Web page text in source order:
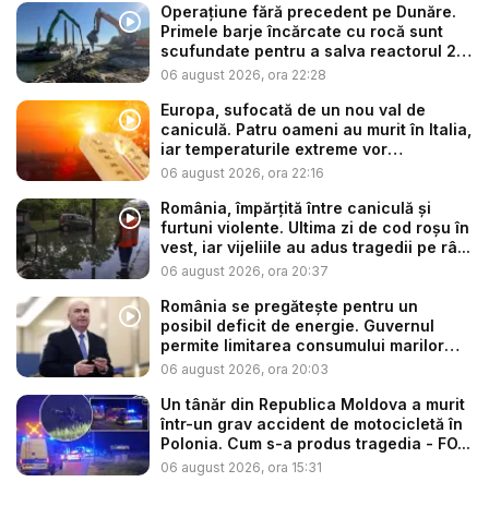
Operațiune fără precedent pe Dunăre.
Primele barje încărcate cu rocă sunt
scufundate pentru a salva reactorul 2
...
06 august 2026, ora 22:28
Europa, sufocată de un nou val de
caniculă. Patru oameni au murit în Italia,
iar temperaturile extreme vor
continua...
06 august 2026, ora 22:16
România, împărțită între caniculă și
furtuni violente. Ultima zi de cod roșu în
vest, iar vijeliile au adus tragedii pe râ...
06 august 2026, ora 20:37
România se pregătește pentru un
posibil deficit de energie. Guvernul
permite limitarea consumului marilor
co...
06 august 2026, ora 20:03
Un tânăr din Republica Moldova a murit
într-un grav accident de motocicletă în
Polonia. Cum s-a produs tragedia - FO...
06 august 2026, ora 15:31